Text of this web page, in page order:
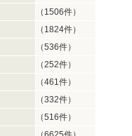
（1506件）
（1824件）
（536件）
（252件）
（461件）
（332件）
（516件）